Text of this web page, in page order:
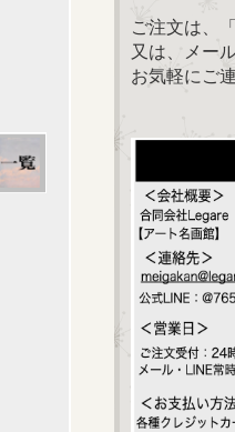
ご注文は、
又は、メー
お気軽にご